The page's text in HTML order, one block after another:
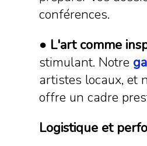
conférences.
● L'art comme
stimulant. Notre
artistes locaux, et
offre un cadre
Logistique et